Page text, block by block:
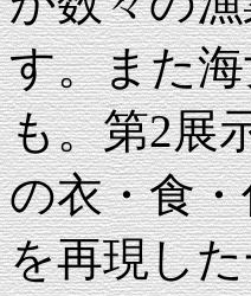
す。また
も。第2展
の衣・食
を再現し